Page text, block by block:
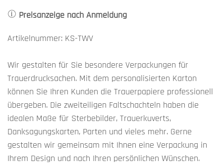
Preisanzeige nach Anmeldung
Artikelnummer: KS-TWV
Wir gestalten für Sie besondere Verpackungen für
Trauerdrucksachen. Mit dem personalisierten Karton
können Sie Ihren Kunden die Trauerpapiere professionell
übergeben. Die zweiteiligen Faltschachteln haben die
idealen Maße für Sterbebilder, Trauerkuverts,
Danksagungskarten, Parten und vieles mehr. Gerne
gestalten wir gemeinsam mit Ihnen eine Verpackung in
Ihrem Design und nach Ihren persönlichen Wünschen.